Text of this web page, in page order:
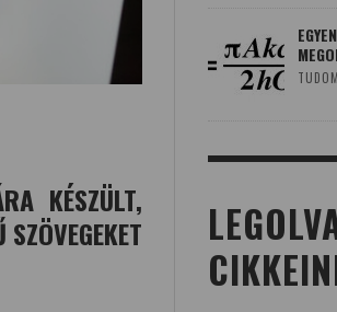
KÉSZÜLT,